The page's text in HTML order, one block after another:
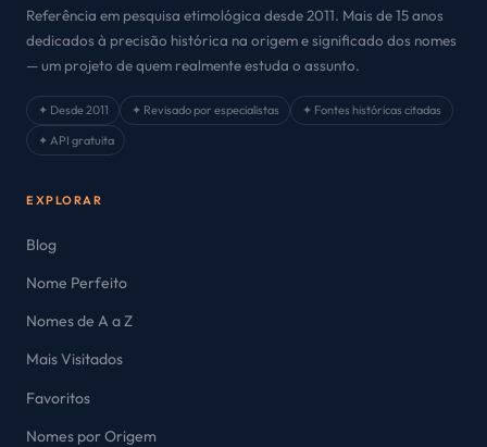
Referência em pesquisa etimológica desde 2011. Mais de 15 anos
dedicados à precisão histórica na origem e significado dos nomes
— um projeto de quem realmente estuda o assunto.
✦ Desde 2011 ✦ Revisado por especialistas
✦ Fontes históricas citadas
✦ API gratuita
EXPLORAR
Blog
Nome Perfeito
Nomes de A a Z
Mais Visitados
Favoritos
Nomes por Origem